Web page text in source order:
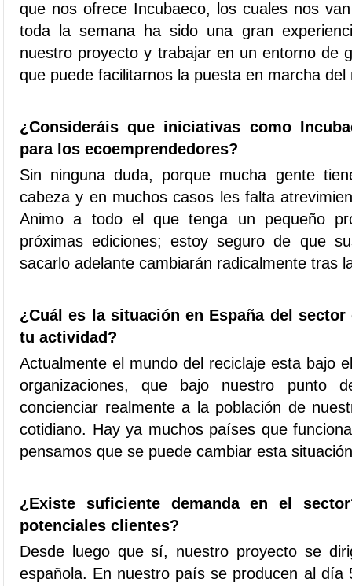
que nos ofrece Incubaeco, los cuales nos
toda la semana ha sido una gran
nuestro proyecto y trabajar en un entorno de
que puede facilitarnos la puesta en marcha del
¿Consideráis que iniciativas como
para los ecoemprendedores?
Sin ninguna duda, porque mucha gente
cabeza y en muchos casos les falta
Animo a todo el que tenga un pequeño
próximas ediciones; estoy seguro de que
sacarlo adelante cambiarán radicalmente tras
¿Cuál es la situación en España del sector
tu actividad?
Actualmente el mundo del reciclaje esta bajo
organizaciones, que bajo nuestro punto
concienciar realmente a la población de
cotidiano. Hay ya muchos países que
pensamos que se puede cambiar esta
¿Existe suficiente demanda en el
potenciales clientes?
Desde luego que sí, nuestro proyecto se
española. En nuestro país se producen al día